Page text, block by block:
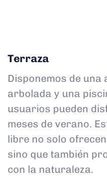
Terraza
Disponemos de
arbolada y una
usuarios pueden
meses de verano.
libre no solo
sino que también
con la naturaleza.